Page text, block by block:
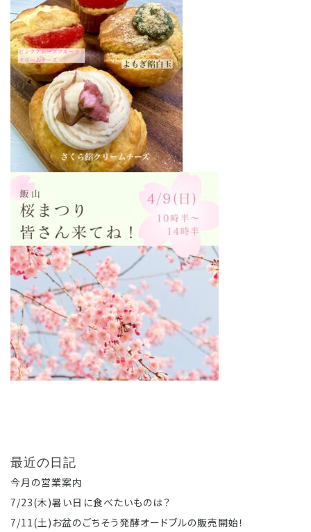
最近の日記
今月の営業案内
7/23(木)暑い日に食べたいものは？
7/11(土)お盆のごちそう発酵オードブルの販売開始！